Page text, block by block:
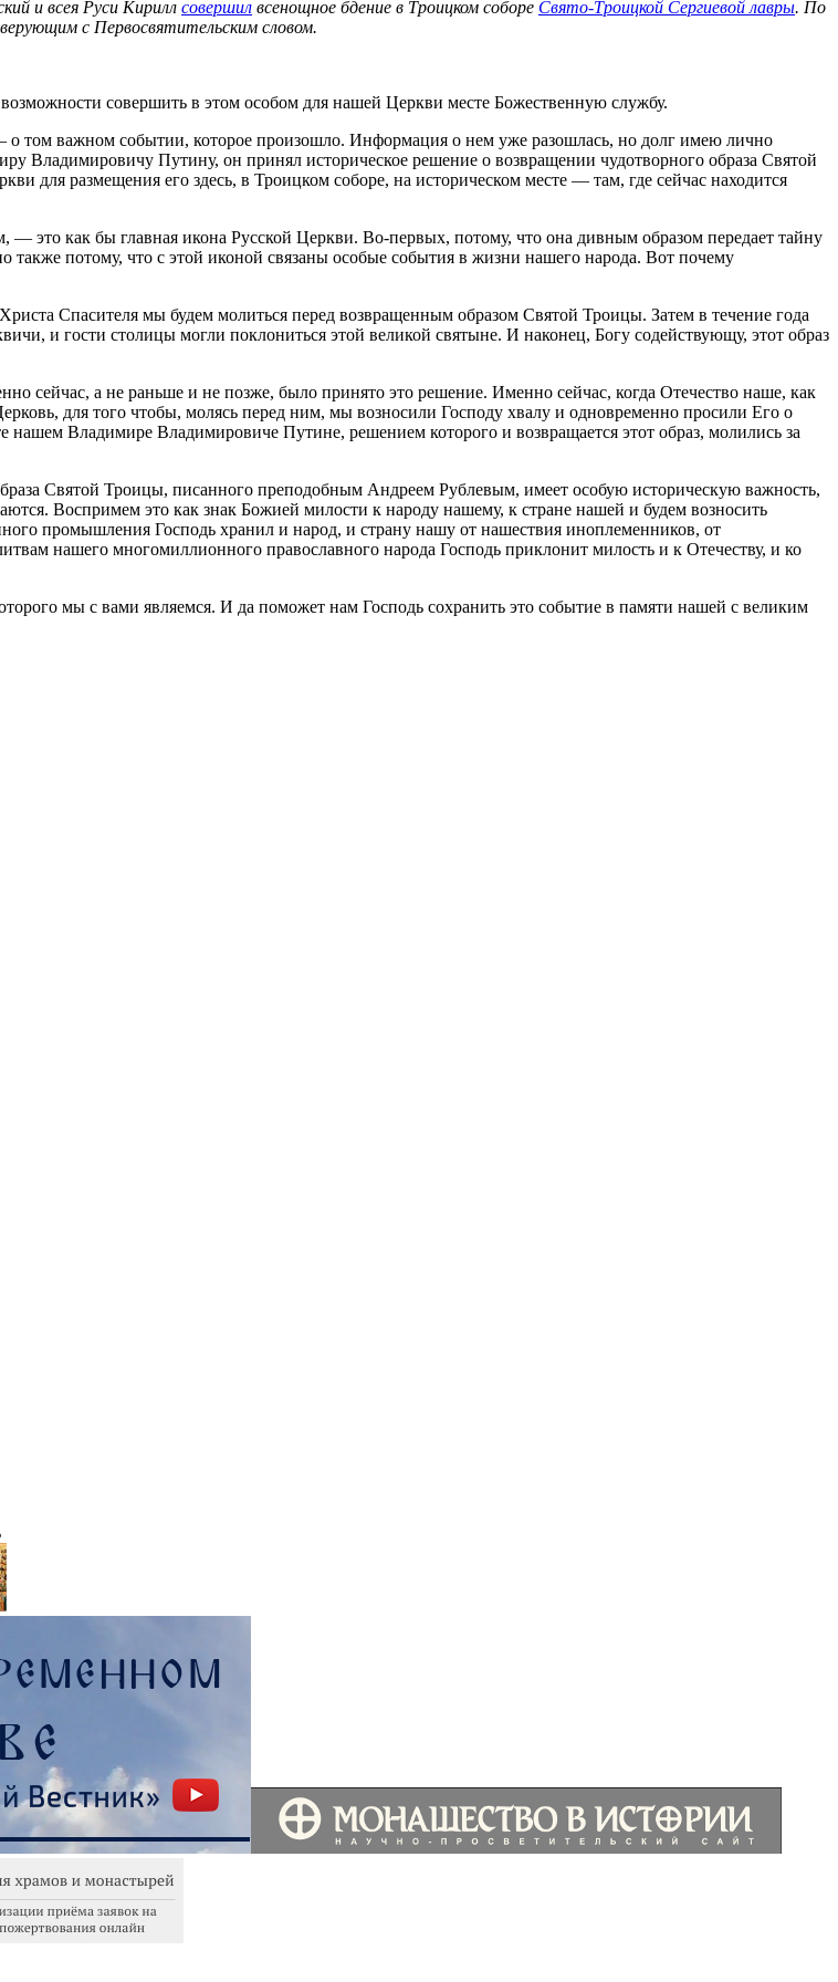
и всея Руси Кирилл совершил всенощное бдение в Троицком соборе Свято-Троицкой Сергиевой лавры. По
с Первосвятительским словом.
совершить в этом особом для нашей Церкви месте Божественную службу.
о том важном событии, которое произошло. Информация о нем уже разошлась, но долг имею лично
Владимировичу Путину, он принял историческое решение о возвращении чудотворного образа Святой
размещения его здесь, в Троицком соборе, на историческом месте — там, где сейчас находится
как бы главная икона Русской Церкви. Во-первых, потому, что она дивным образом передает тайну
потому, что с этой иконой связаны особые события в жизни нашего народа. Вот почему
Спасителя мы будем молиться перед возвращенным образом Святой Троицы. Затем в течение года
и гости столицы могли поклониться этой великой святыне. И наконец, Богу содействующу, этот образ
сейчас, а не раньше и не позже, было принято это решение. Именно сейчас, когда Отечество наше, как
для того чтобы, молясь перед ним, мы возносили Господу хвалу и одновременно просили Его о
Владимире Владимировиче Путине, решением которого и возвращается этот образ, молились за
Святой Троицы, писанного преподобным Андреем Рублевым, имеет особую историческую важность,
Воспримем это как знак Божией милости к народу нашему, к стране нашей и будем возносить
промышления Господь хранил и народ, и страну нашу от нашествия иноплеменников, от
нашего многомиллионного православного народа Господь приклонит милость и к Отечеству, и ко
мы с вами являемся. И да поможет нам Господь сохранить это событие в памяти нашей с великим